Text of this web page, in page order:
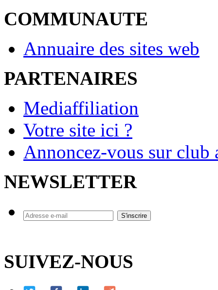
COMMUNAUTE
Annuaire des sites web
PARTENAIRES
Mediaffiliation
Votre site ici ?
Annoncez-vous sur
NEWSLETTER
SUIVEZ-NOUS